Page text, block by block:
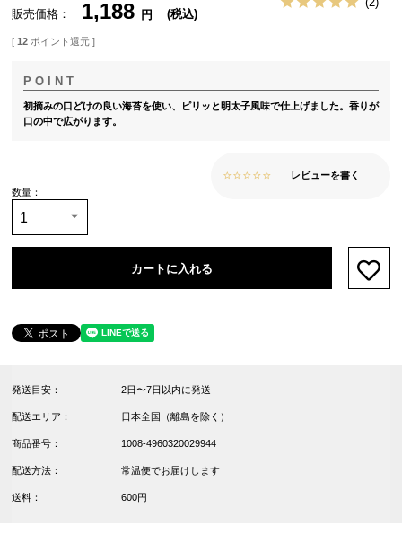
販売価格 1,188 税込
[ 12 ポイント還元 ]
初摘みの口どけの良い海苔を使い、ピリッと明太子風味で仕上げました。香りが
口の中で広がります。
レビューを書く
カートに入れる
発送目安： 2日〜7日以内に発送
配送エリア： 日本全国（離島を除く）
商品番号： 1008-4960320029944
配送方法： 常温便でお届けします
送料： 600円